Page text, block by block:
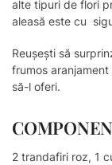
alte tipuri de flori
aleasă este cu
Reușești să
frumos
să-l oferi.
2 trandafiri roz, 1